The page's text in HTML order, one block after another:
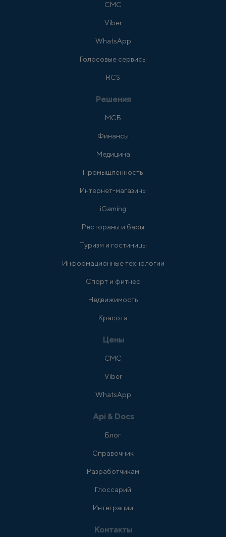
СМС
Viber
WhatsApp
Голосовые сервисы
RCS
Решения
МСБ
Финансы
Медицина
Промышленность
Интернет-магазины
iGaming
Рестораны и бары
Туризм и гостиницы
Информационные технологии
Спорт и фитнес
Недвижимость
Красота
Цены
СМС
Viber
WhatsApp
Api & Docs
Блог
Справочник
Разработчикам
Глоссарий
Интеграции
Контакты